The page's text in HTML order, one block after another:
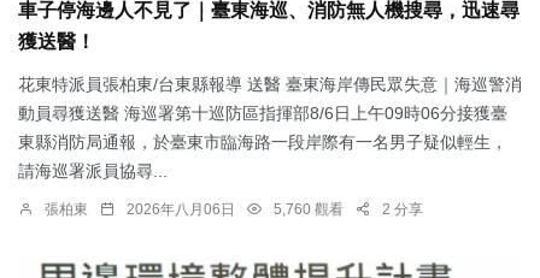
車子停海邊人不見了｜臺東海巡、消防無人機搜尋，迅速尋
獲送醫！
花東特派員張柏東/台東縣報導 送醫 臺東海岸傳民眾失意｜海巡警消
動員尋獲送醫 海巡署第十巡防區指揮部8/6日上午09時06分接獲臺
東縣消防局通報，於臺東市臨海路一段岸際有一名男子疑似輕生，
請海巡署派員協尋...
張柏東 2026年八月06日 5,760 觀看 2 分享